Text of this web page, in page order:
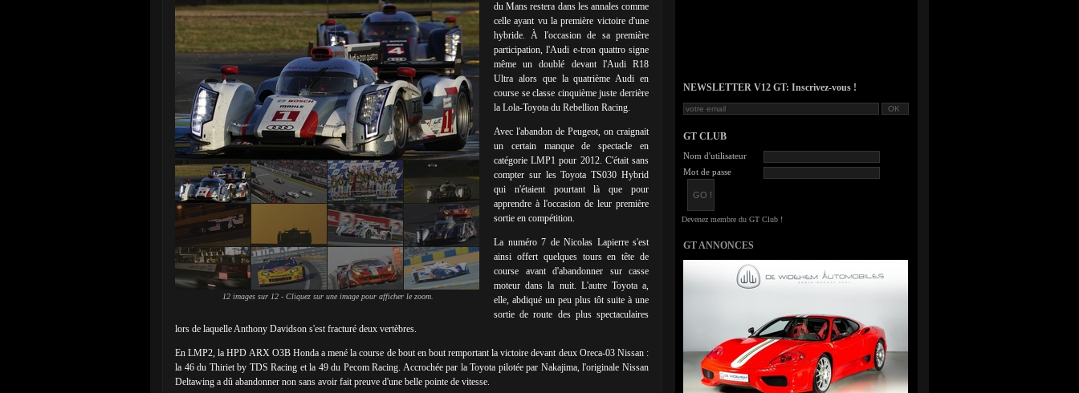
12 images sur 12 - Cliquez sur une image pour afficher le zoom.
du Mans restera dans les annales comme
celle ayant vu la première victoire d'une
hybride. À l'occasion de sa première
participation, l'Audi e-tron quattro signe
même un doublé devant l'Audi R18
Ultra alors que la quatrième Audi en
course se classe cinquième juste derrière
la Lola-Toyota du Rebellion Racing.
Avec l'abandon de Peugeot, on craignait
un certain manque de spectacle en
catégorie LMP1 pour 2012. C'était sans
compter sur les Toyota TS030 Hybrid
qui n'étaient pourtant là que pour
apprendre à l'occasion de leur première
sortie en compétition.
La numéro 7 de Nicolas Lapierre s'est
ainsi offert quelques tours en tête de
course avant d'abandonner sur casse
moteur dans la nuit. L'autre Toyota a,
elle, abdiqué un peu plus tôt suite à une
sortie de route des plus spectaculaires
lors de laquelle Anthony Davidson s'est fracturé deux vertèbres.
En LMP2, la HPD ARX O3B Honda a mené la course de bout en bout remportant la victoire devant deux Oreca-03 Nissan :
la 46 du Thiriet by TDS Racing et la 49 du Pecom Racing. Accrochée par la Toyota pilotée par Nakajima, l'originale Nissan
Deltawing a dû abandonner non sans avoir fait preuve d'une belle pointe de vitesse.
NEWSLETTER V12 GT: Inscrivez-vous !
GT CLUB
Nom d'utilisateur
Mot de passe
GT ANNONCES